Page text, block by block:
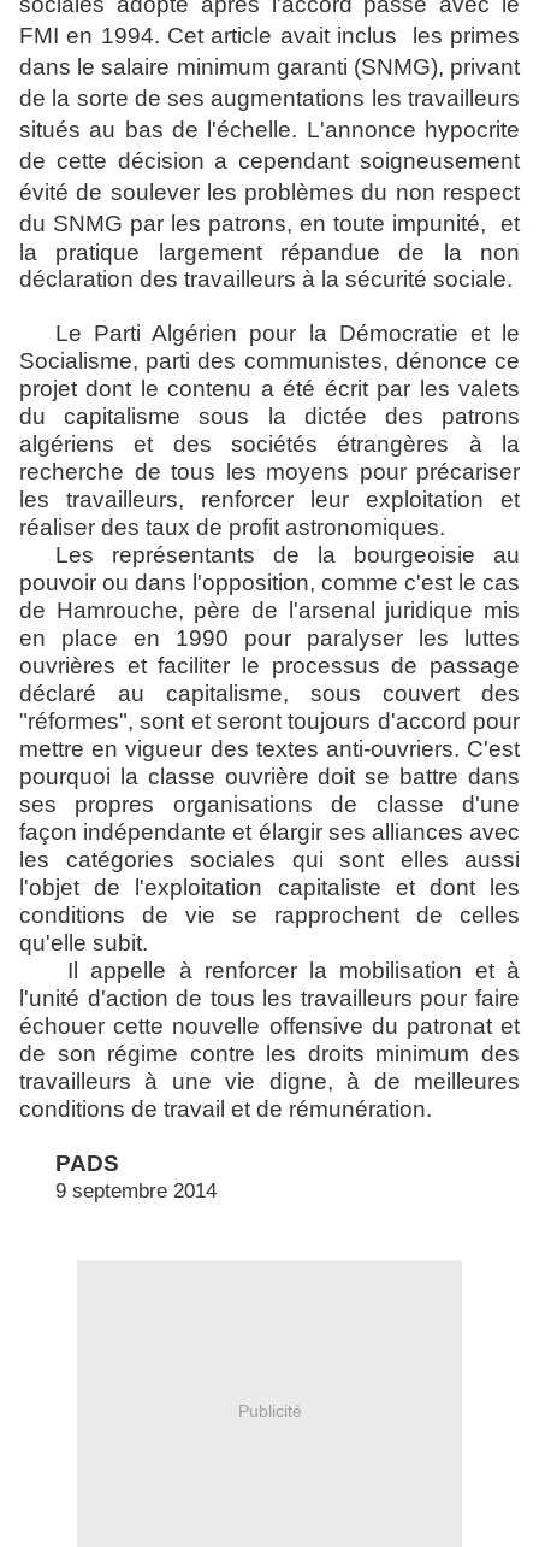
FMI en 1994. Cet article avait inclus
les primes
dans le salaire minimum garanti (SNMG), privant
de la sorte de ses augmentations les travailleurs
situés au bas de l'échelle. L'annonce hypocrite
de cette décision a cependant soigneusement
évité de soulever les problèmes du non respect
du SNMG par les patrons, en toute impunité,
et
la pratique largement répandue de la non
déclaration des travailleurs à la sécurité sociale.
Le Parti Algérien pour la Démocratie et le
Socialisme, parti des communistes, dénonce ce
projet dont le contenu a été écrit par les valets
du capitalisme sous la dictée des patrons
algériens et des sociétés étrangères à la
recherche de tous les moyens pour précariser
les travailleurs, renforcer leur exploitation et
réaliser des taux de profit astronomiques.
Les représentants de la bourgeoisie au
pouvoir ou dans l'opposition, comme c'est le cas
de Hamrouche, père de l'arsenal juridique mis
en place en 1990 pour paralyser les luttes
ouvrières et faciliter le processus de passage
déclaré au capitalisme, sous couvert des
"réformes", sont et seront toujours d'accord pour
mettre en vigueur des textes anti-ouvriers. C'est
pourquoi la classe ouvrière doit se battre dans
ses propres organisations de classe d'une
façon indépendante et élargir ses alliances avec
les catégories sociales qui sont elles aussi
l'objet de l'exploitation capitaliste et dont les
conditions de vie se rapprochent de celles
qu'elle subit.
Il appelle à renforcer la mobilisation et à
l'unité d'action de tous les travailleurs pour faire
échouer cette nouvelle offensive du patronat et
de son régime contre les droits minimum des
travailleurs à une vie digne, à de meilleures
conditions de travail et de rémunération.
PADS
9 septembre 2014
Publicité